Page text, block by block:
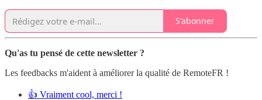
S'abonner
Qu'as tu pensé de cette newsletter ?
Les feedbacks m'aident à améliorer la qualité de RemoteFR !
👍 Vraiment cool, merci !